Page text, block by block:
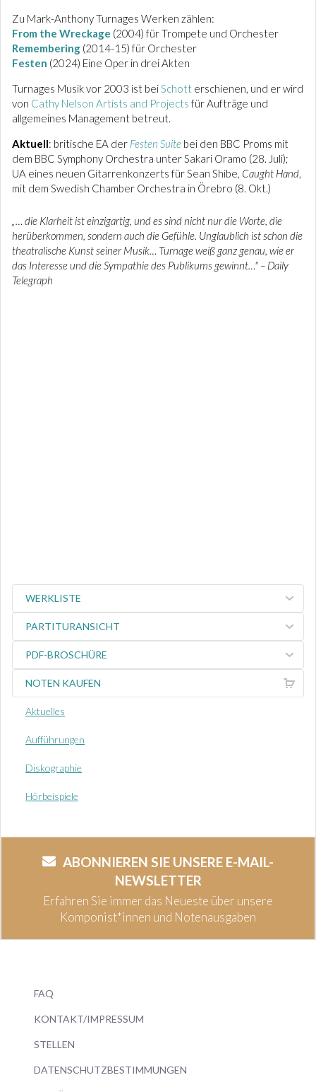
Zu Mark-Anthony Turnages Werken zählen:
From the Wreckage (2004) für Trompete und Orchester
Remembering (2014-15) für Orchester
Festen (2024) Eine Oper in drei Akten
Turnages Musik vor 2003 ist beiSchott erschienen, und er wird
von Cathy Nelson Artists and Projects für Aufträge und
allgemeines Management betreut.
Aktuell: britische EA der Festen Suite bei den BBC Proms mit
dem BBC Symphony Orchestra unter Sakari Oramo (28. Juli);
UA eines neuen Gitarrenkonzerts für Sean Shibe, Caught Hand,
mit dem Swedish Chamber Orchestra in Örebro (8. Okt.)
„… die Klarheit ist einzigartig, und es sind nicht nur die Worte, die
herüberkommen, sondern auch die Gefühle. Unglaublich ist schon die
theatralische Kunst seiner Musik… Turnage weiß ganz genau, wie er
das Interesse und die Sympathie des Publikums gewinnt…" – Daily
Telegraph
WERKLISTE
PARTITURANSICHT
PDF-BROSCHÜRE
NOTEN KAUFEN
Aktuelles
Aufführungen
Diskographie
Hörbeispiele
ABONNIEREN SIE UNSERE E-MAIL-
NEWSLETTER
Erfahren Sie immer das Neueste über unsere
Komponist*innen und Notenausgaben
FAQ
KONTAKT/IMPRESSUM
STELLEN
DATENSCHUTZBESTIMMUNGEN